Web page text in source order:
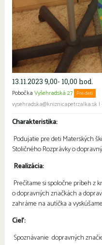
13.11.2023 9,00- 10,00 hod.
Pobočka Vyšehradská 27 Pre deti
vysehradska@kniznicapetrzalka.sk |
Charakteristika:
Podujatie pre deti Materských
Stoličného Rozprávky o
Realizácia:
Prečítame si spoločne príbeh z
o dopravných značkách a
zahráme na autíčka a
Cieľ:
Spoznávanie dopravných